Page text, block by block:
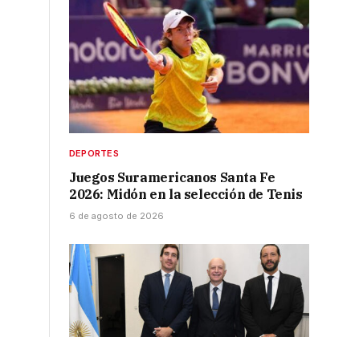
DEPORTES
Juegos Suramericanos Santa Fe
2026: Midón en la selección de Tenis
6 de agosto de 2026